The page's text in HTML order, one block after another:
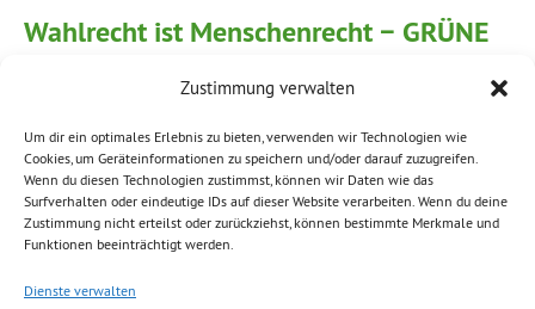
Zustimmung verwalten
Um dir ein optimales Erlebnis zu bieten, verwenden wir Technologien wie
Cookies, um Geräteinformationen zu speichern und/oder darauf zuzugreifen.
Wenn du diesen Technologien zustimmst, können wir Daten wie das
Surfverhalten oder eindeutige IDs auf dieser Website verarbeiten. Wenn du deine
Zustimmung nicht erteilst oder zurückziehst, können bestimmte Merkmale und
Funktionen beeinträchtigt werden.
Dienste verwalten
Wahlrecht ist Menschenrecht − GRÜNE
mit Behinderungen beseitigen und die
Teilnahme an Wahlen erleichtern
Volkmar Zschocke|Veröffentlicht am 30. Januar 2019
Zschocke: Die Koalition spielt weiter auf Zeit. Die Hinhalte-
betroffenen Personen bei den Europa-, Kommunal- und